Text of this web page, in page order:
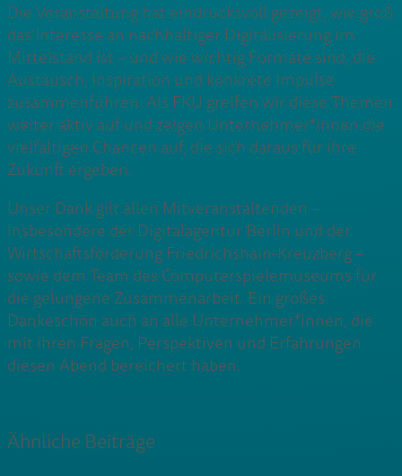
Die Veranstaltung hat eindrucksvoll gezeigt, wie groß
das Interesse an nachhaltiger Digitalisierung im
Mittelstand ist – und wie wichtig Formate sind, die
Austausch, Inspiration und konkrete Impulse
zusammenführen. Als FKU greifen wir diese Themen
weiter aktiv auf und zeigen Unternehmer*innen die
vielfältigen Chancen auf, die sich daraus für ihre
Zukunft ergeben.
Unser Dank gilt allen Mitveranstaltenden –
insbesondere der Digitalagentur Berlin und der
Wirtschaftsförderung Friedrichshain-Kreuzberg –
sowie dem Team des Computerspielemuseums für
die gelungene Zusammenarbeit. Ein großes
Dankeschön auch an alle Unternehmer*innen, die
mit ihren Fragen, Perspektiven und Erfahrungen
diesen Abend bereichert haben.
Ähnliche Beiträge